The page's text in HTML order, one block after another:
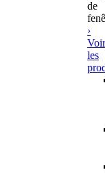
de
›
Voir
les